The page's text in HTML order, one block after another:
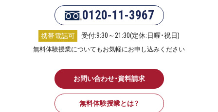
0120-11-3967
携帯電話可 受付:9:30～21:30(定休:日曜・祝日)
無料体験授業についてもお気軽にお申し込みください
お問い合わせ・資料請求
無料体験授業とは？